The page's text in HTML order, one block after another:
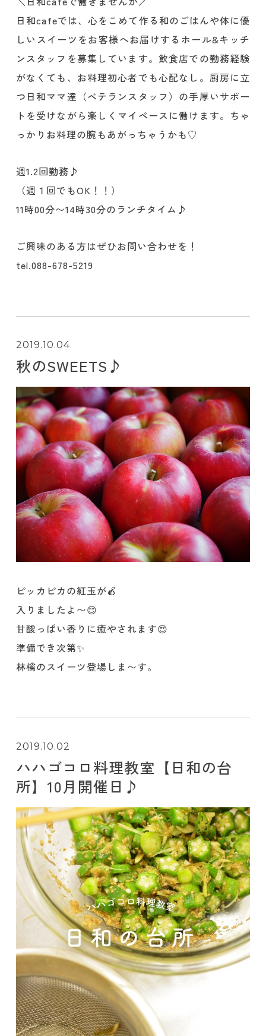
日和cafeでは、心をこめて作る和のごはんや体に優
しいスイーツをお客様へお届けするホール&キッチ
ンスタッフを募集しています。飲食店での勤務経験
がなくても、お料理初心者でも心配なし。厨房に立
つ日和ママ達（ベテランスタッフ）の手厚いサポー
トを受けながら楽しくマイペースに働けます。ちゃ
っかりお料理の腕もあがっちゃうかも♡
週1.2回勤務♪
（週１回でもOK！！）
11時00分〜14時30分のランチタイム♪
ご興味のある方はぜひお問い合わせを！
tel.088-678-5219
2019.10.04
秋のSWEETS♪
ピッカピカの紅玉が🍎
入りましたよ〜😊
甘酸っぱい香りに癒やされます😍
準備でき次第✨
林檎のスイーツ登場しま〜す。
2019.10.02
ハハゴコロ料理教室【日和の台
所】10月開催日♪